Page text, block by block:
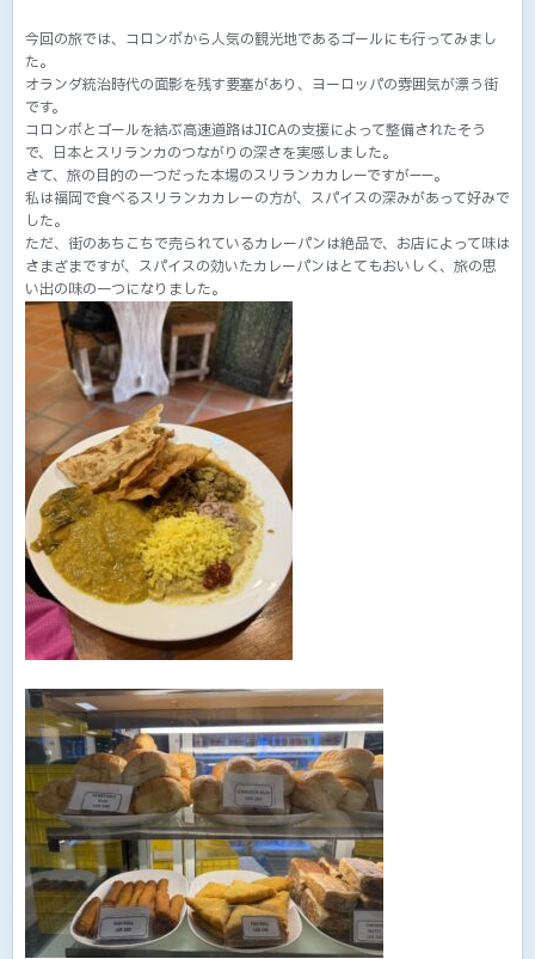
今回の旅では、コロンボから人気の観光地であるゴールにも行ってみまし
た。
オランダ統治時代の面影を残す要塞があり、ヨーロッパの雰囲気が漂う街
です。
コロンボとゴールを結ぶ高速道路はJICAの支援によって整備されたそう
で、日本とスリランカのつながりの深さを実感しました。
さて、旅の目的の一つだった本場のスリランカカレーですが——。
私は福岡で食べるスリランカカレーの方が、スパイスの深みがあって好みで
した。
ただ、街のあちこちで売られているカレーパンは絶品で、お店によって味は
さまざまですが、スパイスの効いたカレーパンはとてもおいしく、旅の思
い出の味の一つになりました。